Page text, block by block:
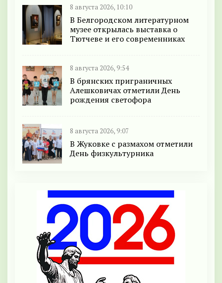
8 августа 2026, 10:10
В Белгородском литературном
музее открылась выставка о
Тютчеве и его современниках
8 августа 2026, 9:54
В брянских приграничных
Алешковичах отметили День
рождения светофора
8 августа 2026, 9:07
В Жуковке с размахом отметили
День физкультурника